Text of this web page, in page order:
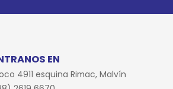
EN
4911 esquina Rimac, Malvín